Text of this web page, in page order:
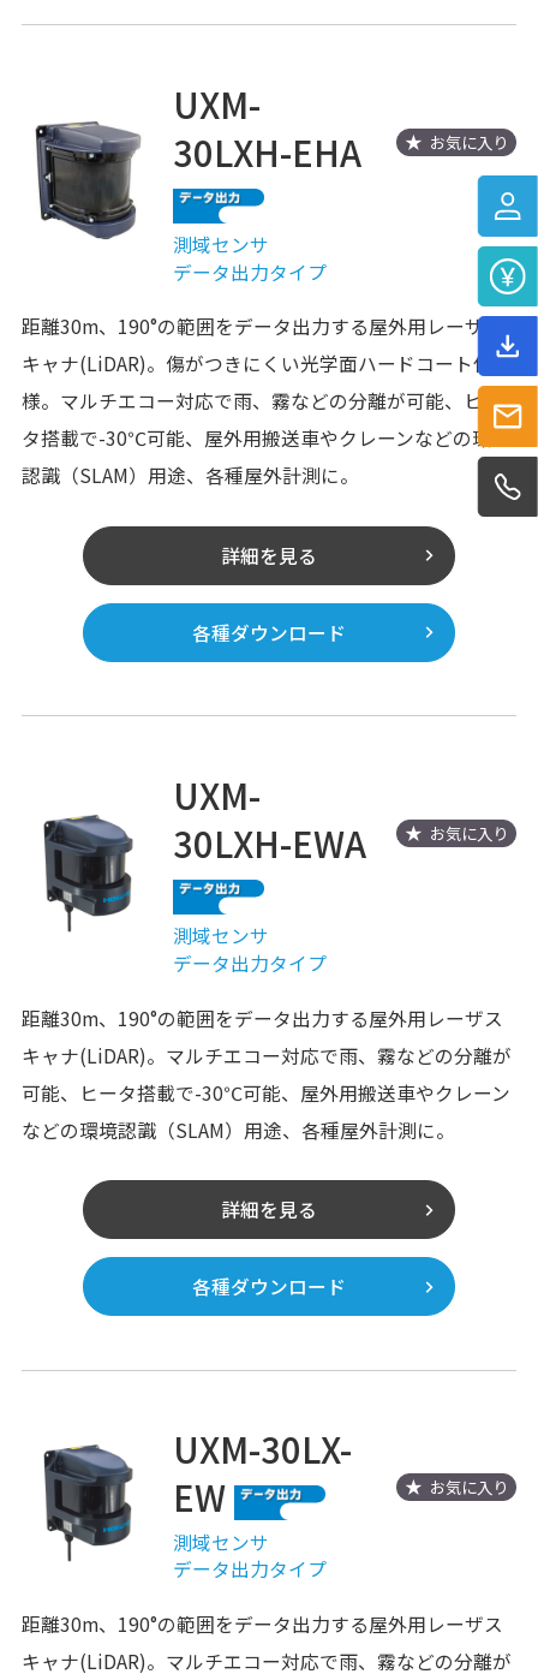
お気に入り
UXM-
30LXH-EHA
測域センサ
データ出力タイプ
距離30m、190°の範囲をデータ出力する屋外用レーザス
キャナ(LiDAR)。傷がつきにくい光学面ハードコート仕
様。マルチエコー対応で雨、霧などの分離が可能、ヒー
タ搭載で-30℃可能、屋外用搬送車やクレーンなどの環境
認識（SLAM）用途、各種屋外計測に。
詳細を見る
各種ダウンロード
お気に入り
UXM-
30LXH-EWA
測域センサ
データ出力タイプ
距離30m、190°の範囲をデータ出力する屋外用レーザス
キャナ(LiDAR)。マルチエコー対応で雨、霧などの分離が
可能、ヒータ搭載で-30℃可能、屋外用搬送車やクレーン
などの環境認識（SLAM）用途、各種屋外計測に。
詳細を見る
各種ダウンロード
お気に入り
UXM-30LX-
EW
測域センサ
データ出力タイプ
距離30m、190°の範囲をデータ出力する屋外用レーザス
キャナ(LiDAR)。マルチエコー対応で雨、霧などの分離が